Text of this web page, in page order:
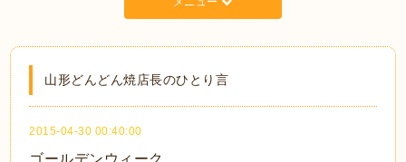
山形どんどん焼店長のひとり言
2015-04-30 00:40:00
ゴールデンウィーク